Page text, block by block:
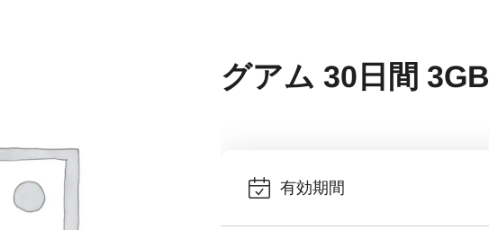
グアム 30日間 3GB
有効期間